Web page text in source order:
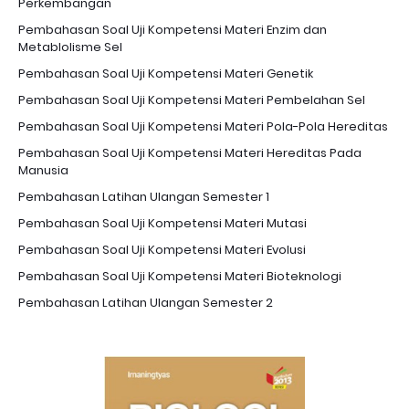
Pembahasan Soal Uji Kompetensi Materi Enzim dan
Metablolisme Sel
Pembahasan Soal Uji Kompetensi Materi Genetik
Pembahasan Soal Uji Kompetensi Materi Pembelahan Sel
Pembahasan Soal Uji Kompetensi Materi Pola-Pola Hereditas
Pembahasan Soal Uji Kompetensi Materi Hereditas Pada
Manusia
Pembahasan Latihan Ulangan Semester 1
Pembahasan Soal Uji Kompetensi Materi Mutasi
Pembahasan Soal Uji Kompetensi Materi Evolusi
Pembahasan Soal Uji Kompetensi Materi Bioteknologi
Pembahasan Latihan Ulangan Semester 2